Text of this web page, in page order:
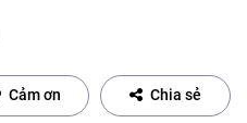
Cảm ơn Chia sẻ